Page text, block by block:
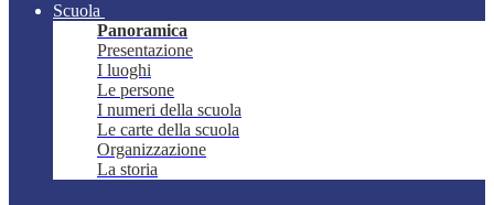
Scuola
Panoramica
Presentazione
I luoghi
Le persone
I numeri della scuola
Le carte della scuola
Organizzazione
La storia